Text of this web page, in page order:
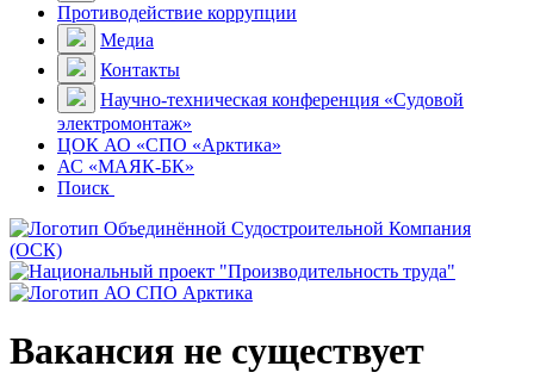
Противодействие коррупции
Медиа
Контакты
Научно-техническая конференция «Судовой
электромонтаж»
ЦОК АО «СПО «Арктика»
АС «МАЯК-БК»
Поиск
Вакансия не существует